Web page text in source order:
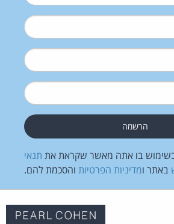
בו אתה מאשר שקראת את תנאי
באתר ומדיניות הפרטיות והסכמת להם.